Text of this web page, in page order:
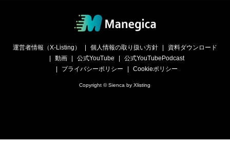
運営者情報（X-Listing） 個人情報の取り扱い方針
資料ダウンロード
動画
公式YouTube
公式YouTubePodcast
プライバシーポリシー
Cookieポリシー
Copyright © Sienca by Xlisting